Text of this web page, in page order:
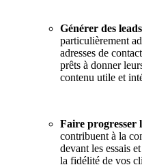
Générer des leads
particulièrement
adresses de
prêts à donner
contenu utile et
Faire progresser
contribuent à la
devant les essais
la fidélité de vos